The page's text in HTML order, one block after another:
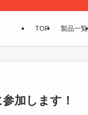
TOP 製品一覧
加します！